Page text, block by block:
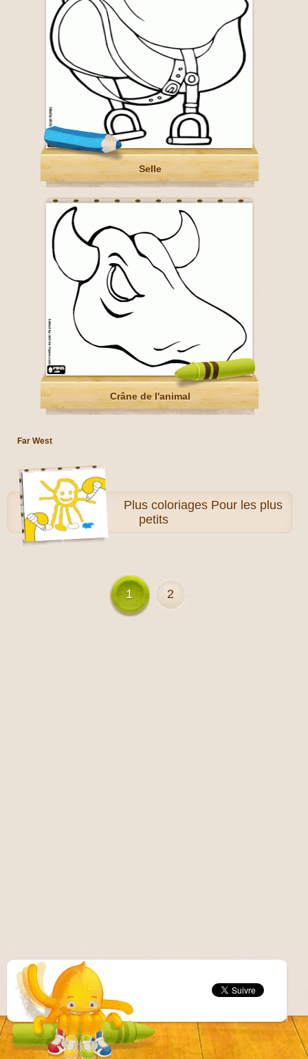
Selle
Crâne de l'animal
Far West
Pluscoloriages Pour les plus
petits
1 2